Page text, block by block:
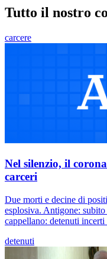
Tutto il nostro
carcere
Nel silenzio, il
carceri
Due morti e decine di
esplosiva. Antigone:
cappellano: detenuti
detenuti